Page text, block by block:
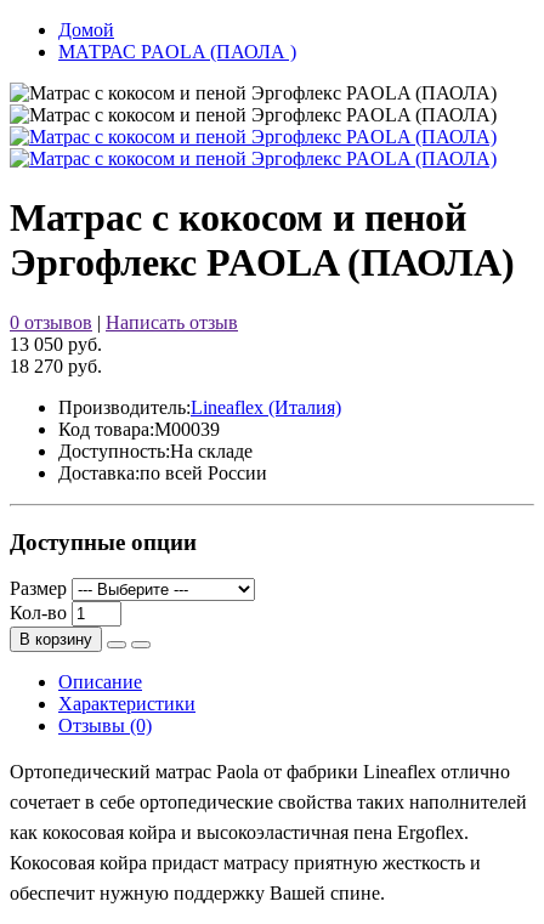
Домой
МАТРАС PAOLA (ПАОЛА )
Матрас с кокосом и пеной
Эргофлекс PAOLA (ПАОЛА)
0 отзывов | Написать отзыв
13 050 руб.
18 270 руб.
Производитель:Lineaflex (Италия)
Код товара:M00039
Доступность:На складе
Доставка:по всей России
Доступные опции
Размер
Кол-во
В корзину
Описание
Характеристики
Отзывы (0)
Ортопедический матрас Paola от фабрики Lineaflex отлично
сочетает в себе ортопедические свойства таких наполнителей
как кокосовая койра и высокоэластичная пена Ergoflex.
Кокосовая койра придаст матрасу приятную жесткость и
обеспечит нужную поддержку Вашей спине.